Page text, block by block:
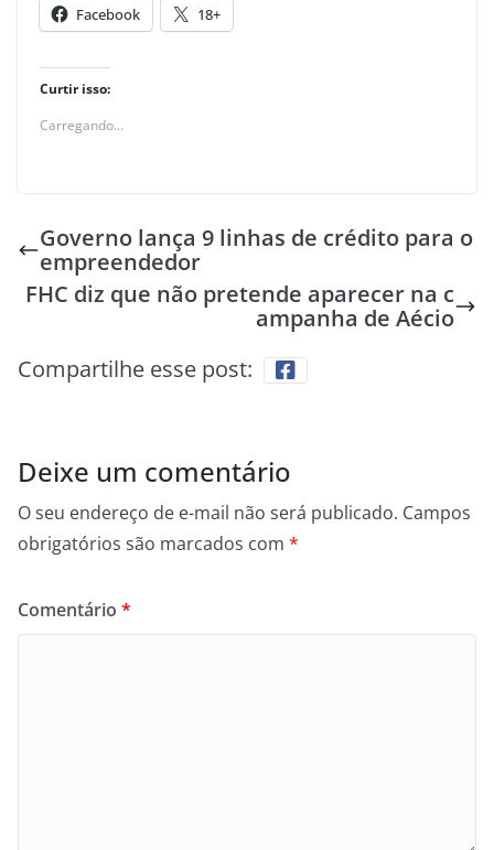
Facebook 18+
Curtir isso:
Carregando...
Governo lança 9 linhas de crédito para o
empreendedor
FHC diz que não pretende aparecer na c
ampanha de Aécio
Compartilhe esse post:
Deixe um comentário
O seu endereço de e-mail não será publicado. Campos
obrigatórios são marcados com *
Comentário *